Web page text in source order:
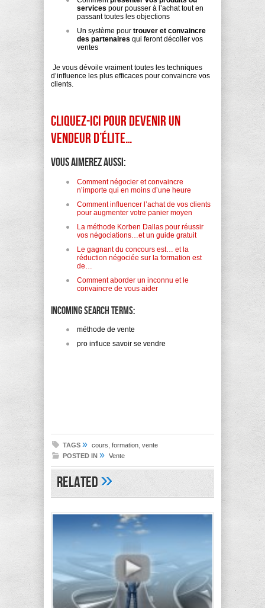
services pour pousser à l’achat tout en
passant toutes les objections
Un système pour trouver et convaincre
des partenaires qui feront décoller vos
ventes
Je vous dévoile vraiment toutes les techniques
d’influence les plus efficaces pour convaincre vos
clients.
CLIQUEZ-ICI pour devenir un
vendeur d’élite…
Vous aimerez aussi:
Comment négocier et convaincre
n’importe qui en moins d’une heure
Comment influencer l’achat de vos clients
pour augmenter votre panier moyen
La méthode Korben Dallas pour réussir
vos négociations…et un guide gratuit
Le gagnant du concours est… et la
réduction négociée sur la formation est
de…
Comment aborder un inconnu et le
convaincre de vous aider
Incoming search terms:
méthode de vente
pro influce savoir se vendre
TAGS » cours formation vente
POSTED IN » Vente
Related»